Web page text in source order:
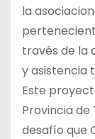
la
través de la
y asistencia
Este
Provincia
desafío que